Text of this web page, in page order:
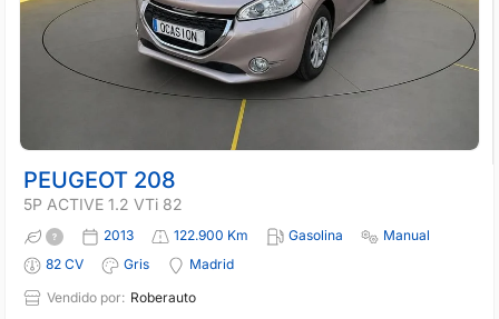
PEUGEOT 208
5P ACTIVE 1.2 VTi 82
2013 122.900 Km Gasolina
Manual
82 CV
Gris
Madrid
Vendido por: Roberauto